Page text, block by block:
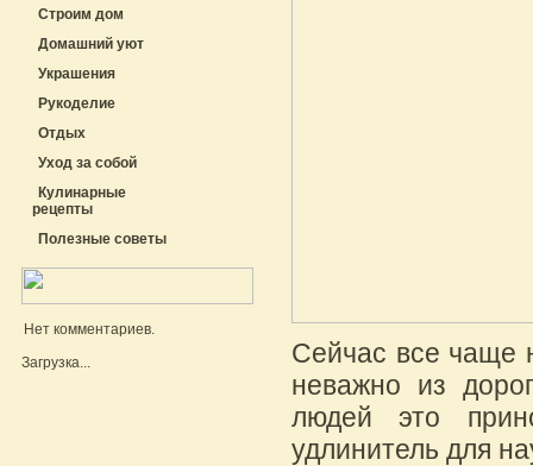
Строим дом
Домашний уют
Украшения
Рукоделие
Отдых
Уход за собой
Кулинарные
рецепты
Полезные советы
Нет комментариев.
Загрузка...
Сейчас все чаще
неважно из
людей это
удлинитель для